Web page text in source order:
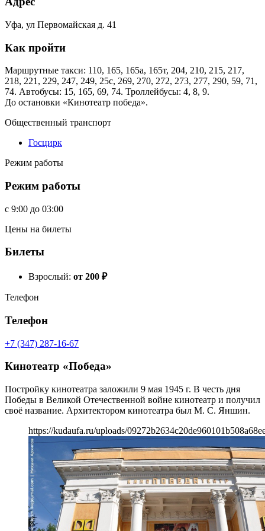
Уфа, ул Первомайская д. 41
Как пройти
Маршрутные такси: 110, 165, 165а, 165т, 204, 210, 215, 217,
218, 221, 229, 247, 249, 25с, 269, 270, 272, 273, 277, 290, 59, 71,
74. Автобусы: 15, 165, 69, 74. Троллейбусы: 4, 8, 9.
До остановки «Кинотеатр победа».
Общественный транспорт
Госцирк
Режим работы
Режим работы
c 9:00 до 03:00
Цены на билеты
Билеты
Взрослый: от 200 ₽
Телефон
Телефон
+7 (347) 287-16-67
Кинотеатр «Победа»
Постройку кинотеатра заложили 9 мая 1945 г. В честь дня
Победы в Великой Отечественной войне кинотеатр и получил
своё название. Архитектором кинотеатра был М. С. Яншин.
https://kudaufa.ru/uploads/